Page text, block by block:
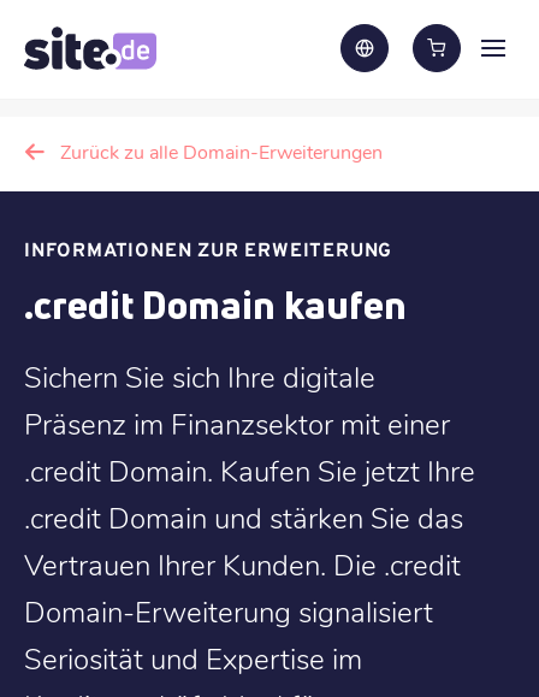
Zurück zu alle Domain-Erweiterungen
INFORMATIONEN ZUR ERWEITERUNG
.credit Domain kaufen
Sichern Sie sich Ihre digitale
Präsenz im Finanzsektor mit einer
.credit Domain. Kaufen Sie jetzt Ihre
.credit Domain und stärken Sie das
Vertrauen Ihrer Kunden. Die .credit
Domain-Erweiterung signalisiert
Seriosität und Expertise im